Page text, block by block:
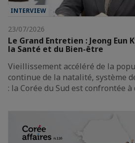
INTERVIEW
23/07/2026
Le Grand Entretien : Jeong Eun
la Santé et du Bien-être
Vieillissement accéléré de la
continue de la natalité, système
: la Corée du Sud est confrontée à